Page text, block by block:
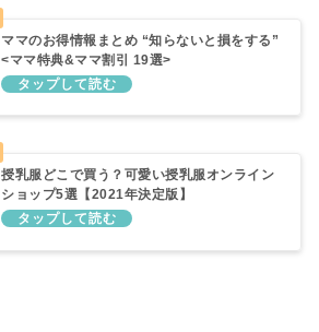
ママのお得情報まとめ “知らないと損をする”
<ママ特典&ママ割引 19選>
授乳服どこで買う？可愛い授乳服オンライン
ショップ5選【2021年決定版】